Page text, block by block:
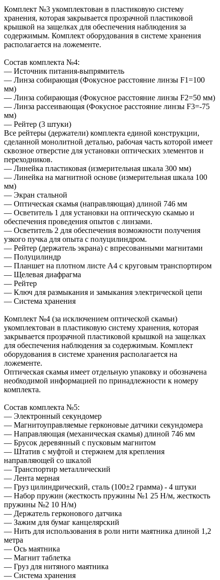
Комплект №3 укомплектован в пластиковую систему
хранения, которая закрывается прозрачной пластиковой
крышкой на защелках для обеспечения наблюдения за
содержимым. Комплект оборудования в системе хранения
располагается на ложементе.
Состав комплекта №4:
— Источник питания-выпрямитель
— Линза собирающая (Фокусное расстояние линзы F1=100
мм)
— Линза собирающая (Фокусное расстояние линзы F2=50 мм)
— Линза рассеивающая (Фокусное расстояние линзы F3=-75
мм)
— Рейтер (3 штуки)
Все рейтеры (держатели) комплекта единой конструкции,
сделанной монолитной деталью, рабочая часть которой имеет
сквозное отверстие для установки оптических элементов и
переходников.
— Линейка пластиковая (измерительная шкала 300 мм)
— Линейка на магнитной основе (измерительная шкала 100
мм)
— Экран стальной
— Оптическая скамья (направляющая) длиной 746 мм
— Осветитель 1 для установки на оптическую скамью и
обеспечения проведения опытов с линзами.
— Осветитель 2 для обеспечения возможности получения
узкого пучка для опыта с полуцилиндром.
— Рейтер (держатель экрана) с впресованными магнитами
— Полуцилиндр
— Планшет на плотном листе А4 с круговым транспортиром
— Щелевая диафрагма
— Рейтер
— Ключ для размыкания и замыкания электрической цепи
— Система хранения
Комплект №4 (за исключением оптической скамьи)
укомплектован в пластиковую систему хранения, которая
закрывается прозрачной пластиковой крышкой на защелках
для обеспечения наблюдения за содержимым. Комплект
оборудования в системе хранения располагается на
ложементе.
Оптическая скамья имеет отдельную упаковку и обозначена
необходимой информацией по принадлежности к номеру
комплекта.
Состав комплекта №5:
— Электронный секундомер
— Магнитоуправляемые герконовые датчики секундомера
— Направляющая (механическая скамья) длиной 746 мм
— Брусок деревянный с пусковым магнитом
— Штатив с муфтой и стержнем для крепления
направляющей со шкалой
— Транспортир металлический
— Лента мерная
— Груз цилиндрический, сталь (100±2 грамма) - 4 штуки
— Набор пружин (жесткость пружины №1 25 Н/м, жесткость
пружины №2 10 Н/м)
— Держатель герконового датчика
— Зажим для бумаг канцелярский
— Нить для использования в роли нити маятника длиной 1,2
метра
— Ось маятника
— Магнит таблетка
— Груз для нитяного маятника
— Система хранения